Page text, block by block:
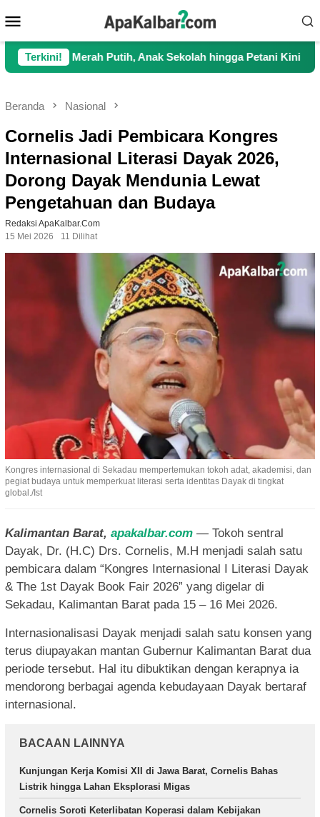
ke
kontenMobile
Terkini!
Putih, Anak Sekolah hingga Petani Kini Kembali Lancar
Beranda Nasional
Cornelis Jadi Pembicara Kongres
Internasional Literasi Dayak 2026,
Dorong Dayak Mendunia Lewat
Pengetahuan dan Budaya
Redaksi ApaKalbar.com
15 Mei 2026
11 Dilihat
Kongres internasional di Sekadau mempertemukan tokoh adat, akademisi, dan
pegiat budaya untuk memperkuat literasi serta identitas Dayak di tingkat
global./Ist
Kalimantan Barat, apakalbar.com — Tokoh sentral
Dayak, Dr. (H.C) Drs. Cornelis, M.H menjadi salah satu
pembicara dalam “Kongres Internasional I Literasi Dayak
& The 1st Dayak Book Fair 2026” yang digelar di
Sekadau, Kalimantan Barat pada 15 – 16 Mei 2026.
Internasionalisasi Dayak menjadi salah satu konsen yang
terus diupayakan mantan Gubernur Kalimantan Barat dua
periode tersebut. Hal itu dibuktikan dengan kerapnya ia
mendorong berbagai agenda kebudayaan Dayak bertaraf
internasional.
BACAAN LAINNYA
Kunjungan Kerja Komisi XII di Jawa Barat, Cornelis Bahas
Listrik hingga Lahan Eksplorasi Migas
Cornelis Soroti Keterlibatan Koperasi dalam Kebijakan